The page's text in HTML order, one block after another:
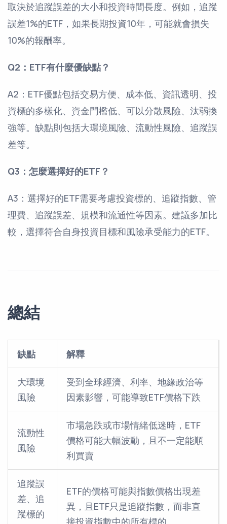
取決於追蹤誤差的大小和投資時間長度。例如，追蹤
誤差1%的ETF，如果長期投資10年，可能就會損失
10%的報酬率。
Q2：ETF有什麼優缺點？
A2：ETF優點包括交易方便、成本低、資訊透明、投
資標的多樣化、資金門檻低、可以分散風險、汰弱換
強等。缺點則包括大環境風險、流動性風險、追蹤誤
差等。
Q3：怎麼選擇好的ETF？
A3：選擇好的ETF需要考慮投資標的、追蹤指數、管
理費、追蹤誤差、規模和流通性等因素。建議多加比
較，選擇符合自身投資目標和風險承受能力的ETF。
總結
缺點 解釋
大環境
風險
受到全球經濟、利率、地緣政治等
因素影響，可能導致ETF價格下跌
流動性
風險
市場急跌或市場情緒低迷時，ETF
價格可能大幅波動，且不一定能順
利買賣
追蹤誤
差、追
蹤標的
ETF的價格可能與指數價格出現差
異，且ETF只是追蹤指數，而非直